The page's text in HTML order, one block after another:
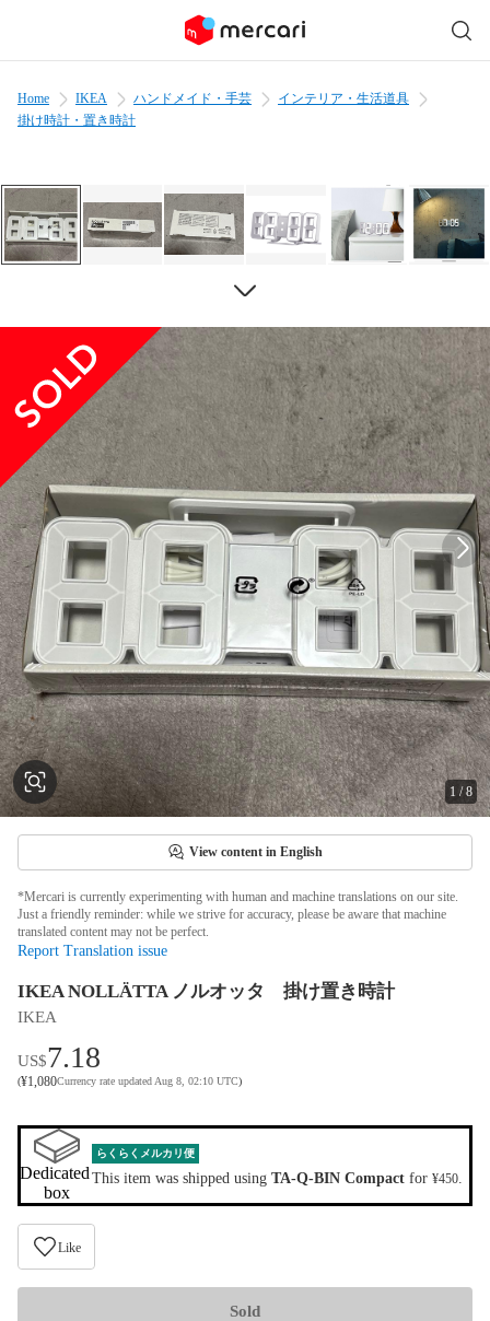
Home IKEA ハンドメイド・手芸
インテリア・生活道具
掛け時計・置き時計
1 /8
View content in English
*Mercari is currently experimenting with human and machine translations on our site.
Just a friendly reminder: while we strive for accuracy, please be aware that machine
translated content may not be perfect.
Report Translation issue
IKEA NOLLÄTTA ノルオッタ 掛け置き時計
IKEA
US$7.18
(¥1,080Currency rate updated Aug 8, 02:10 UTC)
Dedicated
box
らくらくメルカリ便
This item was shipped using TA-Q-BIN Compact for ¥450.
Like
Sold